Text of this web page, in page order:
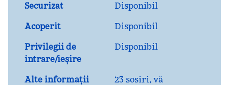
Securizat
Disponibil
Acoperit
Disponibil
Privilegii de
intrare/ieșire
Disponibil
Alte informații
23 sosiri, vă